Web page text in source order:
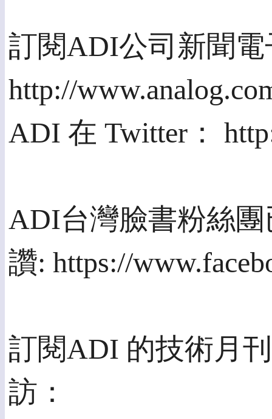
訂閱ADI公司新聞電
http://
ADI 在 Twitter：
ADI台灣臉書粉絲
讚: https://
訂閱ADI 的技術月
訪：